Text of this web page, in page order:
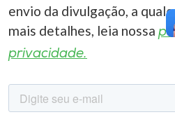
envio da divulgação, a
mais detalhes, leia nossa
privacidade.